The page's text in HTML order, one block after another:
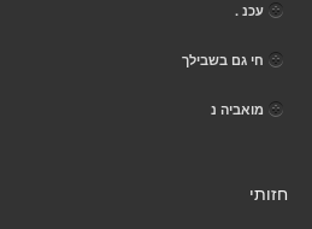
עכנ .
חי גם בשבילך
מואביה נ
חזותי